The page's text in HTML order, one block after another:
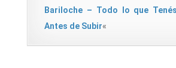
Bariloche – Todo lo que
Antes de Subir«